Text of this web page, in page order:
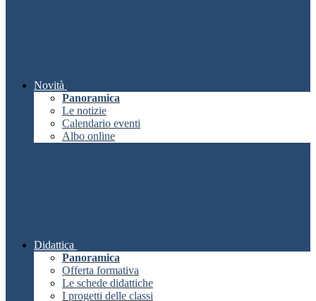
Novità
Panoramica
Le notizie
Calendario eventi
Albo online
Didattica
Panoramica
Offerta formativa
Le schede didattiche
I progetti delle classi